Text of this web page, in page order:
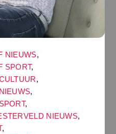
NIEUWS,
SPORT,
,
,
,
NIEUWS,
,